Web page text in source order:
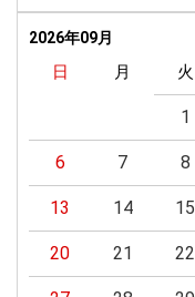
2026年09月
日 月 火
1
6 7 8
13 14 15
20 21 22